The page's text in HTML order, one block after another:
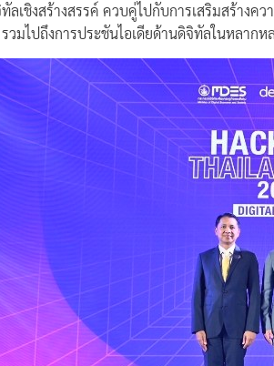
ลเชิงสร้างสรรค์ ควบคู่ไปกับการเสริมสร้างค
รวมไปถึงการประชันไอเดียด้านดิจิทัลในหลากห